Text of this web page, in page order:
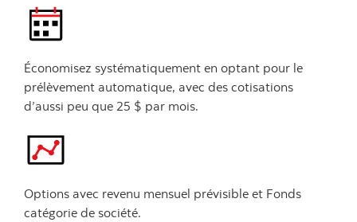
Économisez systématiquement en optant pour le
prélèvement automatique, avec des cotisations
d’aussi peu que 25 $ par mois.
Options avec revenu mensuel prévisible et Fonds
catégorie de société.